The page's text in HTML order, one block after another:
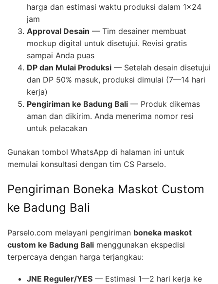
harga dan estimasi waktu produksi dalam 1×24
jam
Approval Desain — Tim desainer membuat
mockup digital untuk disetujui. Revisi gratis
sampai Anda puas
DP dan Mulai Produksi — Setelah desain disetujui
dan DP 50% masuk, produksi dimulai (7—14 hari
kerja)
Pengiriman ke Badung Bali — Produk dikemas
aman dan dikirim. Anda menerima nomor resi
untuk pelacakan
Gunakan tombol WhatsApp di halaman ini untuk
memulai konsultasi dengan tim CS Parselo.
Pengiriman Boneka Maskot Custom
ke Badung Bali
Parselo.com melayani pengiriman boneka maskot
custom ke Badung Bali menggunakan ekspedisi
terpercaya dengan harga terjangkau:
JNE Reguler/YES — Estimasi 1—2 hari kerja ke